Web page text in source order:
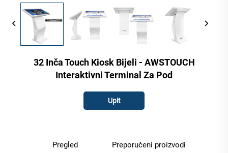
32 Inča Touch Kiosk Bijeli - AWSTOUCH
Interaktivni Terminal Za Pod
Upit
Pregled Preporučeni proizvodi